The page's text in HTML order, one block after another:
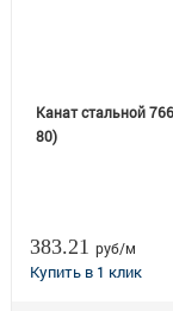
Канат стальной
80)
383.21 руб/м